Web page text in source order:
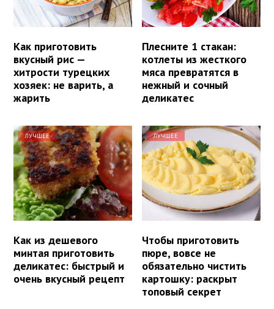
Как приготовить
вкусный рис —
хитрости турецких
хозяек: не варить, а
жарить
Плесните 1 стакан:
котлеты из жесткого
мяса превратятся в
нежный и сочный
деликатес
ЛУЧШЕЕ
Как из дешевого
минтая приготовить
деликатес: быстрый и
очень вкусный рецепт
ЛУЧШЕЕ
Чтобы приготовить
пюре, вовсе не
обязательно чистить
картошку: раскрыт
топовый секрет